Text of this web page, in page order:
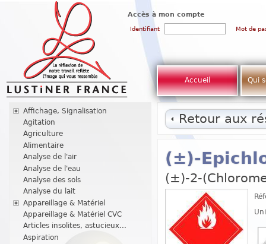
Accès à mon compte
Identifiant Mot de
Accueil Qui
Affichage, Signalisation
Agitation
Agriculture
Alimentaire
Analyse de l'air
Analyse de l'eau
Analyse des sols
Analyse du lait
Appareillage & Matériel
Appareillage & Matériel CVC
Articles insolites, astucieux...
Aspiration
Retour aux
(±)-
(±)-2-